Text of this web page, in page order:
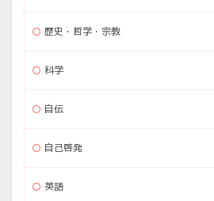
歴史・哲学・宗教
科学
自伝
自己啓発
英語